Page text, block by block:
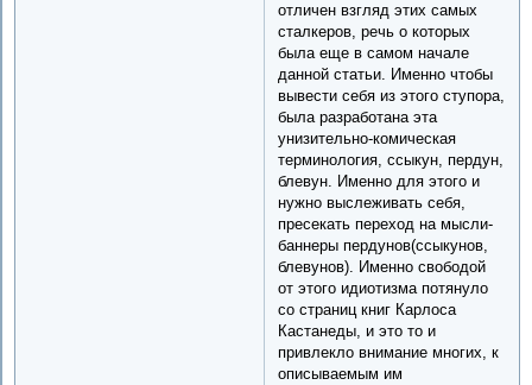
отличен взгляд этих самых
сталкеров, речь о которых
была еще в самом начале
данной статьи. Именно чтобы
вывести себя из этого ступора,
была разработана эта
унизительно-комическая
терминология, ссыкун, пердун,
блевун. Именно для этого и
нужно выслеживать себя,
пресекать переход на мысли-
баннеры пердунов(ссыкунов,
блевунов). Именно свободой
от этого идиотизма потянуло
со страниц книг Карлоса
Кастанеды, и это то и
привлекло внимание многих, к
описываемым им